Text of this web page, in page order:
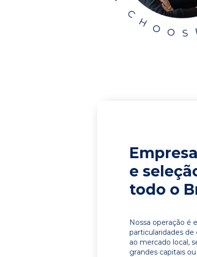
e
todo o
Nossa operação é
particularidades de
ao mercado local,
grandes capitais